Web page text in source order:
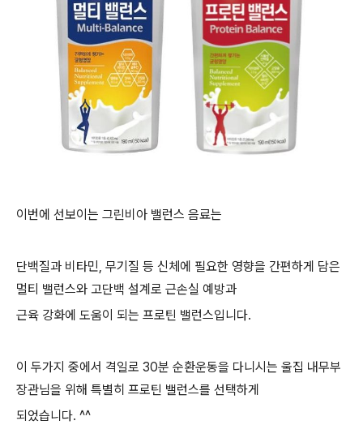
이번에 선보이는 그린비아 밸런스 음료는
단백질과 비타민, 무기질 등 신체에 필요한 영향을 간편하게 담은
멀티 밸런스와 고단백 설계로 근손실 예방과
근육 강화에 도움이 되는 프로틴 밸런스입니다.
이 두가지 중에서 격일로 30분 순환운동을 다니시는 울집 내무부
장관님을 위해 특별히 프로틴 밸런스를 선택하게
되었습니다. ^^